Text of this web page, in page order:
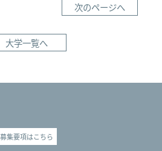
次のページへ
大学一覧へ
募集要項はこちら